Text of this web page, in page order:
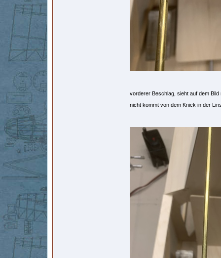
vorderer Beschlag, sieht auf dem
nicht kommt von dem Knick in der